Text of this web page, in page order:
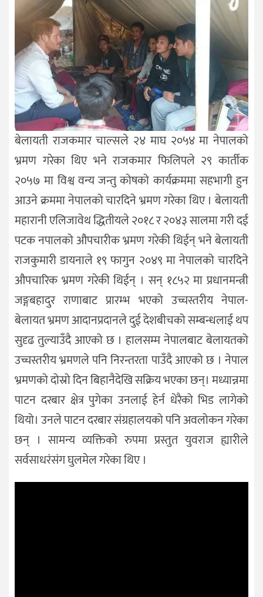
बेलायती राजकमार चाल्सले २४ माघ २०५४ मा नेपालको
भ्रमण गरेका थिए भने राजकमार फिलिपले २९ कार्तीक
२०५७ मा विश्व वन्य जन्तु कोषको कार्यक्रममा सहभागी हुन
आउने क्रममा नेपालको चारदिने भ्रमण गरेका थिए । बेलायती
महारानी एलिजावेथ द्धितीयले २०१८ र २०४३ सालमा गरी दई
पटक नपालको औपचारीक भ्रमण गरेकी थिईन् भने बेलायती
राजकुमारी डायनाले १९ फागुन २०४९ मा नेपालको चारदिने
औपचारिक भ्रमण गरेकी थिईन् । सन् १८५२ मा प्रधानमन्त्री
जङ्गबहादुर राणाबाट प्रारम्भ भएको उच्चस्तरीय नेपाल-
बेलायत भ्रमण आदानप्रदानले दुई देशबीचको सम्बन्धलाई थप
सुदृढ तुल्याउँदै आएको छ । हालसम्म नेपालबाट बेलायतको
उच्चस्तरीय भ्रमणले पनि निरन्तरता पाउँदै आएको छ । नेपाल
भ्रमणको दोस्रो दिन बिहानैदेखि सक्रिय भएका छन्। मध्यान्नमा
पाटन दरबार क्षेत्र पुगेका उनलाई हेर्न धेरैको भिड लागेको
थियो। उनले पाटन दरबार संग्रहालयको पनि अवलोकन गरेका
छन् । सामन्य व्यक्तिको रुपमा प्रस्तुत युवराज ह्यारीले
सर्वसाधरंसंग घुलमेल गरेका थिए ।